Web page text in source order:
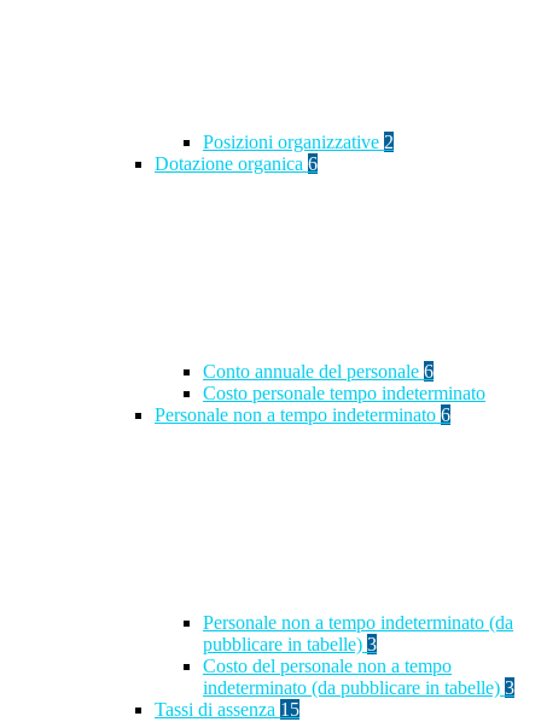
Posizioni organizzative 2
Dotazione organica 6
Conto annuale del personale 6
Costo personale tempo indeterminato
Personale non a tempo indeterminato 6
Personale non a tempo indeterminato (da
pubblicare in tabelle) 3
Costo del personale non a tempo
indeterminato (da pubblicare in tabelle) 3
Tassi di assenza 15